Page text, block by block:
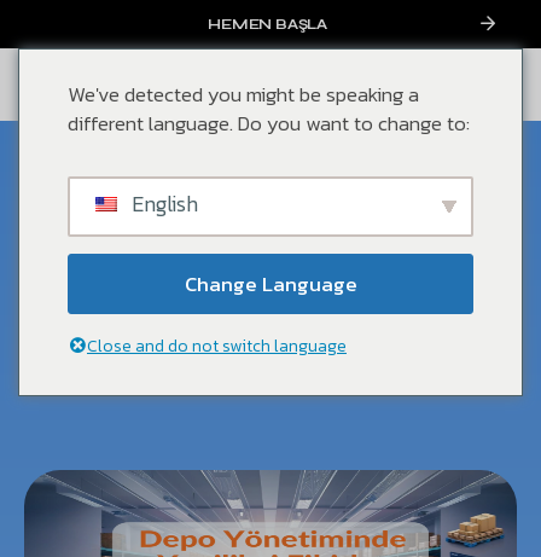
HEMEN BAŞLA
Temmuz, 2024
Depo Yönetimi İçin Yenilikçi
Fikirler Ara Depo’da!
We've detected you might be speaking a
different language. Do you want to change to:
English
Change Language
Close and do not switch language